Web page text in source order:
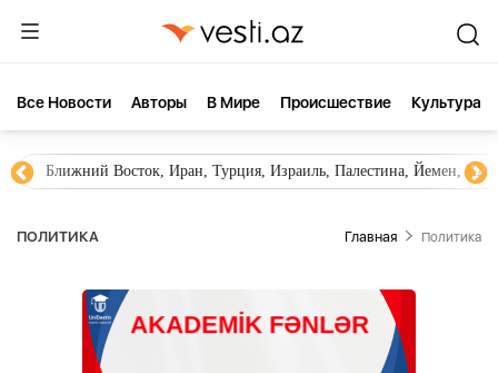
Все Новости Aвторы В Мире Происшествие Культура
Ближний Восток, Иран, Турция, Израиль, Палестина, Йемен,
ПОЛИТИКА Главная Политика